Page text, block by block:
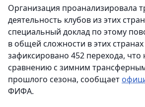
Организация проанализировала
деятельность клубов из этих
специальный доклад по этому
в общей сложности в этих
зафиксировано 452 перехода,
сравнению с зимним
прошлого сезона, сообщает
ФИФА.